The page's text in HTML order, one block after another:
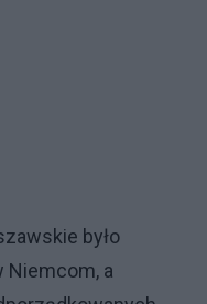
było
a